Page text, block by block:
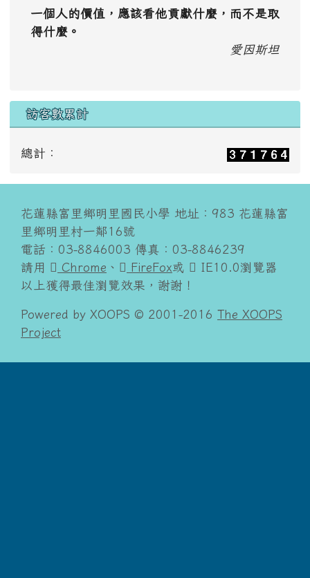
一個人的價值，應該看他貢獻什麼，而不是取
得什麼。
愛因斯坦
訪客數累計
總計：
花蓮縣富里鄉明里國民小學 地址：983 花蓮縣富
里鄉明里村一鄰16號
電話：03-8846003 傳真：03-8846239
請用
Chrome 、 FireFox或
IE10.0瀏覽器
以上獲得最佳瀏覽效果，謝謝！
Powered by XOOPS © 2001-2016 The XOOPS
Project